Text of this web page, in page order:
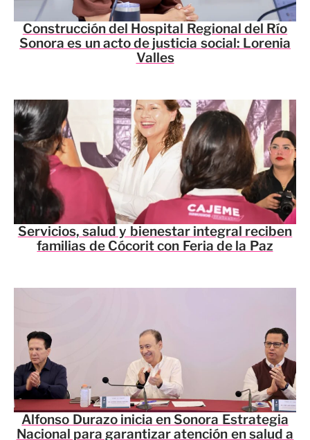
Construcción del Hospital Regional del Río
Sonora es un acto de justicia social: Lorenia
Valles
Servicios, salud y bienestar integral reciben
familias de Cócorit con Feria de la Paz
Alfonso Durazo inicia en Sonora Estrategia
Nacional para garantizar atención en salud a